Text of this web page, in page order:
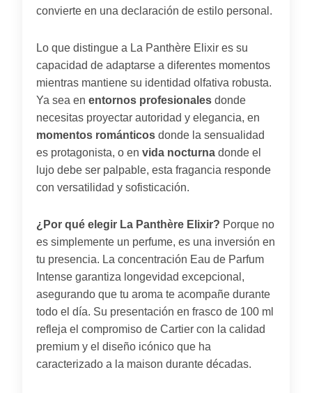
convierte en una declaración de estilo personal.
Lo que distingue a La Panthère Elixir es su
capacidad de adaptarse a diferentes momentos
mientras mantiene su identidad olfativa robusta.
Ya sea en entornos profesionales donde
necesitas proyectar autoridad y elegancia, en
momentos románticos donde la sensualidad
es protagonista, o en vida nocturna donde el
lujo debe ser palpable, esta fragancia responde
con versatilidad y sofisticación.
¿Por qué elegir La Panthère Elixir? Porque no
es simplemente un perfume, es una inversión en
tu presencia. La concentración Eau de Parfum
Intense garantiza longevidad excepcional,
asegurando que tu aroma te acompañe durante
todo el día. Su presentación en frasco de 100 ml
refleja el compromiso de Cartier con la calidad
premium y el diseño icónico que ha
caracterizado a la maison durante décadas.